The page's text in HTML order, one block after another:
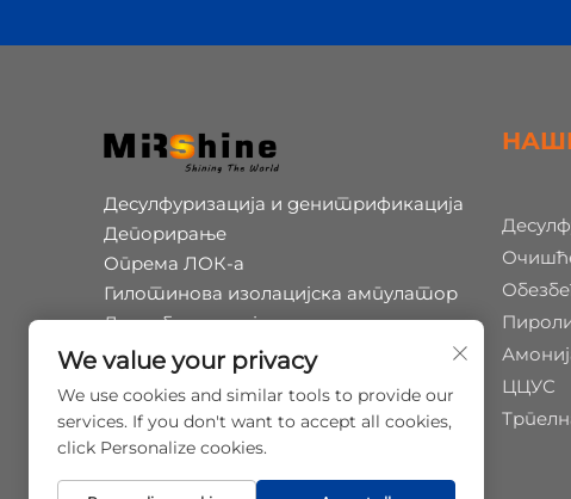
Десулфуризација и денитрификација
Депорирање
Опрема ЛОК-а
Гилотинова изолацијска ампулатор
Декарбонизација
Копродукција хумијске киселине
Пиролиза отпада гума
Операција и одржавање
ЦЦУС
We value your privacy
We use cookies and similar tools to provide our
services. If you don't want to accept all cookies,
click Personalize cookies.